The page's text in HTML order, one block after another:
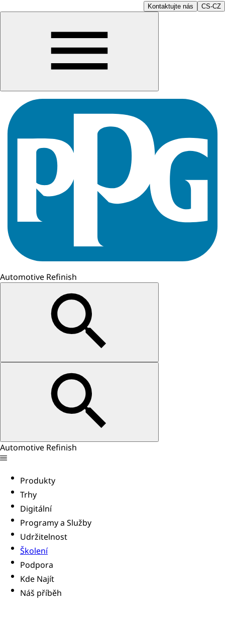
Kontaktujte nás CS-CZ
Automotive Refinish
Automotive Refinish
Produkty
Trhy
Digitální
Programy a Služby
Udržitelnost
Školení
Podpora
Kde Najít
Náš příběh